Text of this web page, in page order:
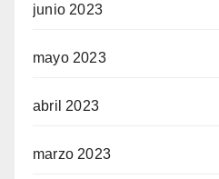
junio 2023
mayo 2023
abril 2023
marzo 2023